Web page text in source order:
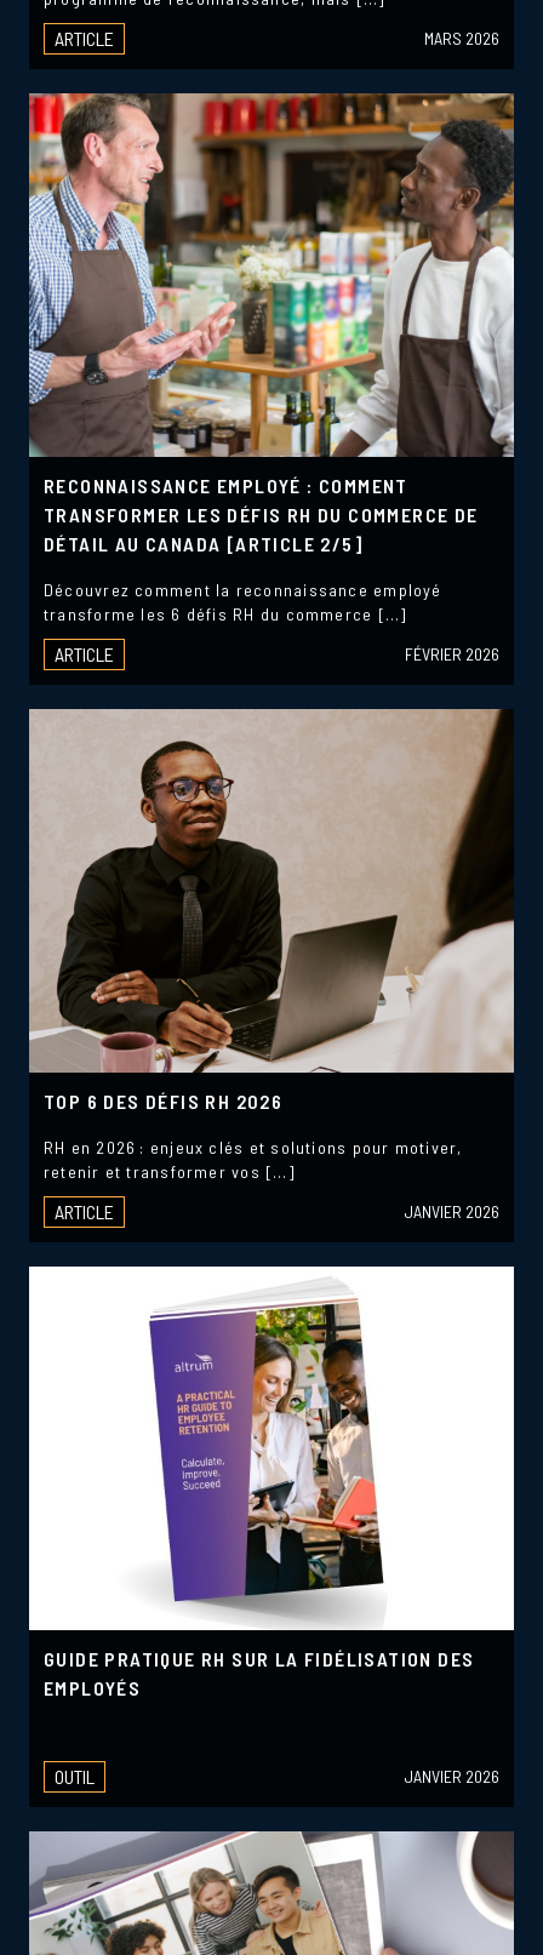
ARTICLE MARS 2026
RECONNAISSANCE EMPLOYÉ : COMMENT
TRANSFORMER LES DÉFIS RH DU COMMERCE DE
DÉTAIL AU CANADA [ARTICLE 2/5]
Découvrez comment la reconnaissance employé
transforme les 6 défis RH du commerce […]
ARTICLE FÉVRIER 2026
TOP 6 DES DÉFIS RH 2026
RH en 2026 : enjeux clés et solutions pour motiver,
retenir et transformer vos […]
ARTICLE JANVIER 2026
GUIDE PRATIQUE RH SUR LA FIDÉLISATION DES
EMPLOYÉS
OUTIL JANVIER 2026